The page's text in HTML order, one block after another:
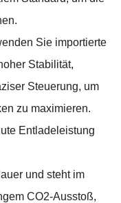
Sie importierte
Stabilität,
Steuerung, um
zu maximieren.
Entladeleistung
und steht im
CO2-Ausstoß,